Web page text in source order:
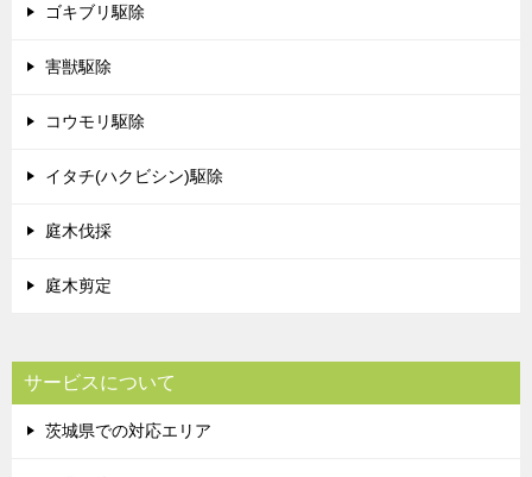
ゴキブリ駆除
害獣駆除
コウモリ駆除
イタチ(ハクビシン)駆除
庭木伐採
庭木剪定
サービスについて
茨城県での対応エリア